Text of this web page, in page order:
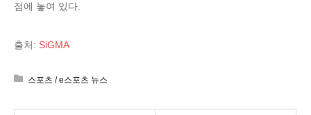
점에 놓여 있다.
출처: SiGMA
스포츠 / e스포츠 뉴스